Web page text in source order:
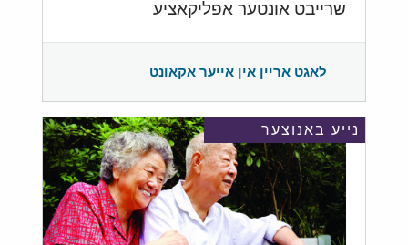
שרייבט אונטער אפליקאציע
לאגט אריין אין אייער אקאונט
נייע באנוצער